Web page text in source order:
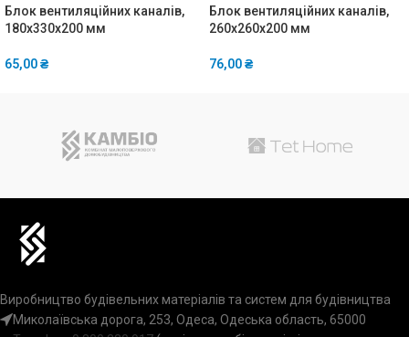
Блок вентиляційних каналів,
180x330x200 мм
65,00₴
Блок вентиляційних каналів,
260x260x200 мм
76,00₴
Виробництво будівельних матеріалів та систем для будівництва
Миколаївська дорога, 253, Одеса, Одеська область, 65000